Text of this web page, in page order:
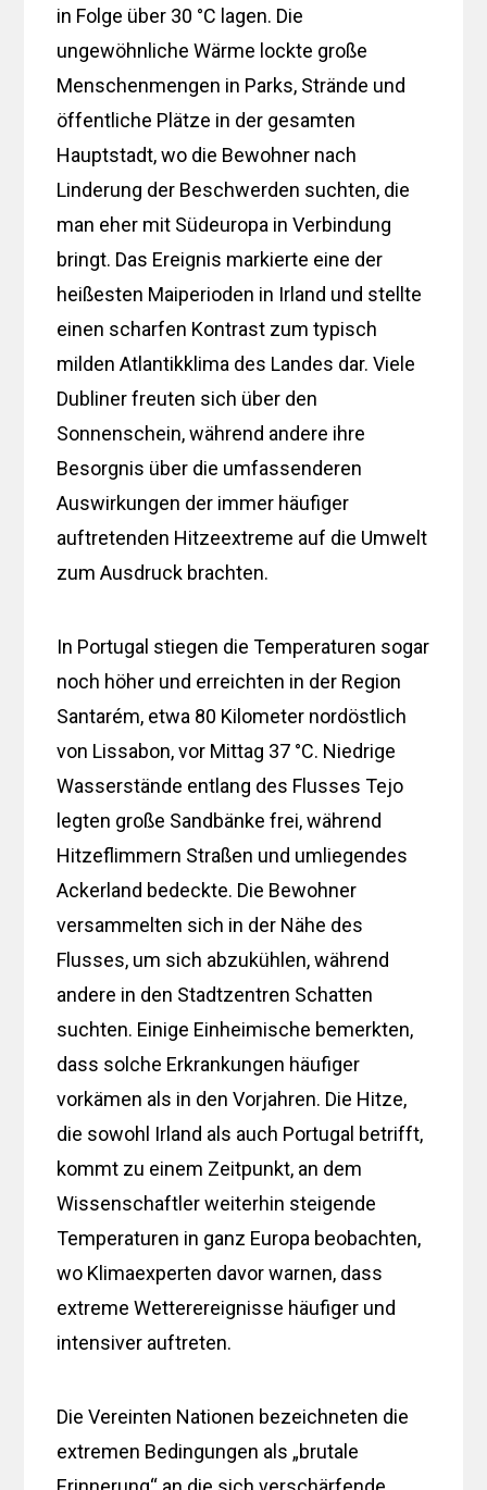
in Folge über 30 °C lagen. Die
ungewöhnliche Wärme lockte große
Menschenmengen in Parks, Strände und
öffentliche Plätze in der gesamten
Hauptstadt, wo die Bewohner nach
Linderung der Beschwerden suchten, die
man eher mit Südeuropa in Verbindung
bringt. Das Ereignis markierte eine der
heißesten Maiperioden in Irland und stellte
einen scharfen Kontrast zum typisch
milden Atlantikklima des Landes dar. Viele
Dubliner freuten sich über den
Sonnenschein, während andere ihre
Besorgnis über die umfassenderen
Auswirkungen der immer häufiger
auftretenden Hitzeextreme auf die Umwelt
zum Ausdruck brachten.
In Portugal stiegen die Temperaturen sogar
noch höher und erreichten in der Region
Santarém, etwa 80 Kilometer nordöstlich
von Lissabon, vor Mittag 37 °C. Niedrige
Wasserstände entlang des Flusses Tejo
legten große Sandbänke frei, während
Hitzeflimmern Straßen und umliegendes
Ackerland bedeckte. Die Bewohner
versammelten sich in der Nähe des
Flusses, um sich abzukühlen, während
andere in den Stadtzentren Schatten
suchten. Einige Einheimische bemerkten,
dass solche Erkrankungen häufiger
vorkämen als in den Vorjahren. Die Hitze,
die sowohl Irland als auch Portugal betrifft,
kommt zu einem Zeitpunkt, an dem
Wissenschaftler weiterhin steigende
Temperaturen in ganz Europa beobachten,
wo Klimaexperten davor warnen, dass
extreme Wetterereignisse häufiger und
intensiver auftreten.
Die Vereinten Nationen bezeichneten die
extremen Bedingungen als „brutale